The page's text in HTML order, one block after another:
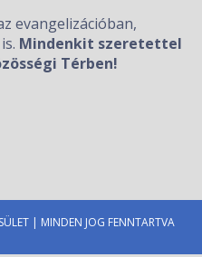
evangelizációban,
Mindenkit szeretettel
Térben!
| MINDEN JOG FENNTARTVA